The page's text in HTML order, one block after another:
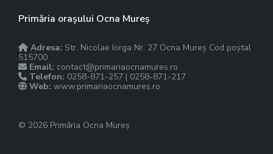
Primăria orașului Ocna Mureș
Adresa: Str. Nicolae Iorga Nr. 27 Ocna Mureș Cod poștal
515700
Email: contact@primariaocnamures.ro
Telefon: 0258-871-257 | 0258-871-217
Web: www.primariaocnamures.ro
© 2026 Primăria Ocna Mureș